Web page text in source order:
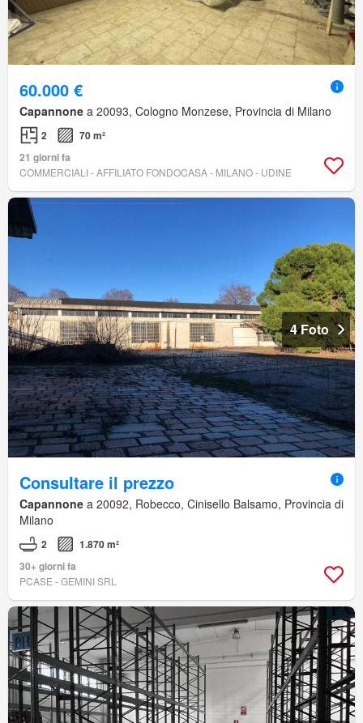
60.000 €
Capannone a 20093, Cologno Monzese, Provincia di Milano
2
70 m²
21 giorni fa
COMMERCIALI - AFFILIATO FONDOCASA - MILANO - UDINE
4 Foto
Consultare il prezzo
Capannone a 20092, Robecco, Cinisello Balsamo, Provincia di
Milano
2
1.870 m²
30+ giorni fa
PCASE - GEMINI SRL